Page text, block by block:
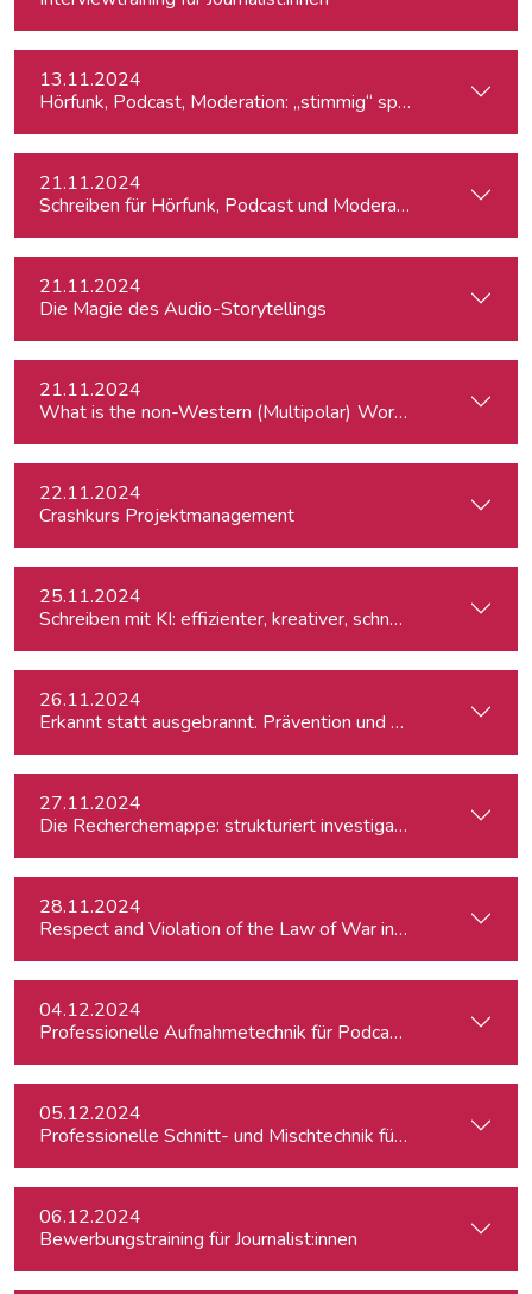
13.11.2024
Hörfunk, Podcast, Moderation: „stimmig“ sprechen
21.11.2024
Schreiben für Hörfunk, Podcast und Moderation
21.11.2024
Die Magie des Audio-Storytellings
21.11.2024
What is
22.11.2024
Crashkurs Projektmanagement
25.11.2024
Schreiben mit KI: effizienter, kreativer, schneller
26.11.2024
Erkannt statt ausgebrannt. Prävention und Erste-Hilfe bei
27.11.2024
Die Recherchemappe: strukturiert investigativ arbeiten,
28.11.2024
Respect and Violation of the Law of War in Ukraine and
04.12.2024
Professionelle Aufnahmetechnik für Podcasts
05.12.2024
Professionelle Schnitt- und Mischtechnik für Podcasts
06.12.2024
Bewerbungstraining für Journalist:innen